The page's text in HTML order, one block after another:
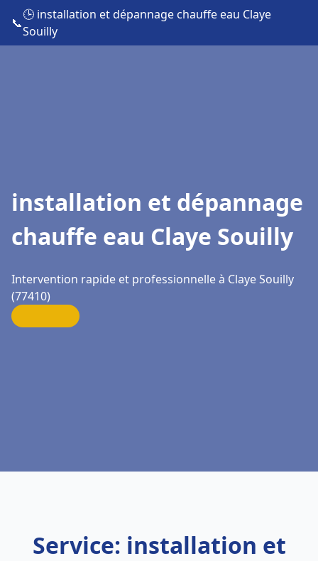
📞
🕒 installation et dépannage chauffe eau Claye
Souilly
installation et dépannage
chauffe eau Claye Souilly
Intervention rapide et professionnelle à Claye Souilly
(77410)
Service: installation et